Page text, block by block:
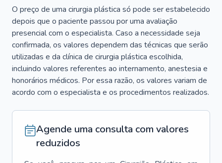
O preço de uma cirurgia plástica só pode ser estabelecido
depois que o paciente passou por uma avaliação
presencial com o especialista. Caso a necessidade seja
confirmada, os valores dependem das técnicas que serão
utilizadas e da clínica de cirurgia plástica escolhida,
incluindo valores referentes ao internamento, anestesia e
honorários médicos. Por essa razão, os valores variam de
acordo com o especialista e os procedimentos realizados.
Agende uma consulta com valores
reduzidos